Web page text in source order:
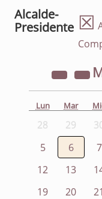
Alcalde-
Presidente ☒
Lun Mar
28 29
5
6 7
12
13
19
20 21